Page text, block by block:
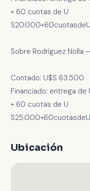
+ 60 cuotas de U
Sobre Rodríguez Nolla
Contado: U$S 63.500
Financiado: entrega
+ 60 cuotas de U
Ubicación